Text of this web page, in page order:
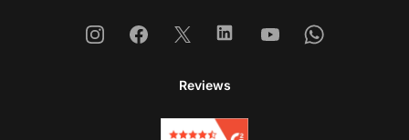
InstagramFacebook
X LinkedinYoutubeWhatsapp
Reviews